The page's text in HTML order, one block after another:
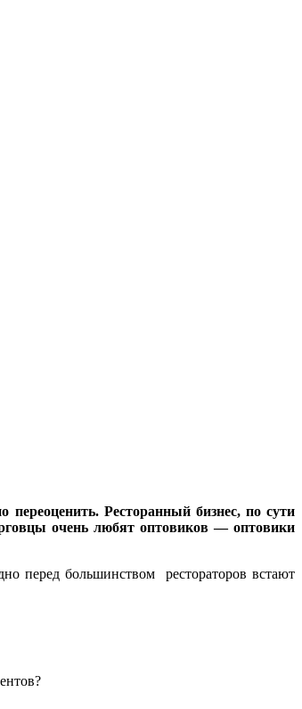
переоценить. Ресторанный бизнес, по сути
очень любят оптовиков — оптовики
перед большинством рестораторов встают